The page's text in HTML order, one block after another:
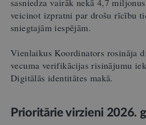
sasniedza vairāk nekā 4,7
veicinot izpratni par drošu rīcību
sniegtajām iespējām.
Vienlaikus Koordinators rosināja
vecuma verifikācijas risinājumu
Digitālās identitātes makā.
Prioritārie virzieni 2026.